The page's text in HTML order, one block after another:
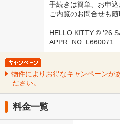
手続きは簡単、お申込
ご内覧のお問合せも随
HELLO KITTY © '26
APPR. NO. L660071
物件によりお得なキャンペーンが
ださい。
料金一覧